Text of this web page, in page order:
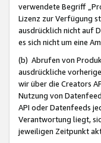
verwendete Begriff
Lizenz zur Verfügung
ausdrücklich nicht auf
es sich nicht um eine
(b) Abrufen von
ausdrückliche
wir über die Creators
Nutzung von
API oder Datenfeeds
Verantwortung liegt,
jeweiligen Zeitpunkt